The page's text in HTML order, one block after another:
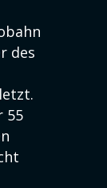
des
55